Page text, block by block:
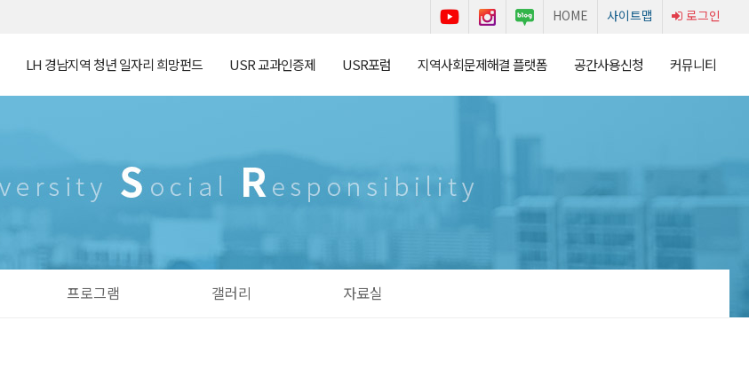
로그인
사이트맵
HOME
LH 경남지역 청년 일자리 희망펀드 USR 교과인증제 USR포럼 지역사회문제해결 플랫폼 공간사용신청 커뮤니티
프로그램 갤러리 자료실